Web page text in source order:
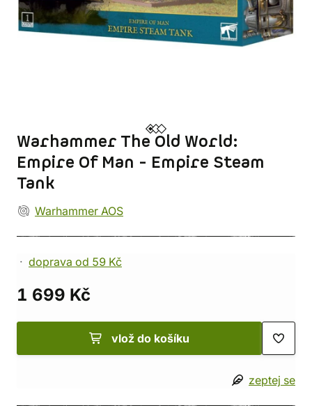
Warhammer The Old World:
Empire Of Man - Empire Steam
Tank
Warhammer AOS
doprava od 59 Kč
1 699 Kč
vlož do košíku
zeptej se